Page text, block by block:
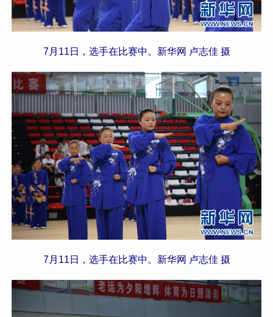
7月11日，选手在比赛中。新华网 卢志佳 摄
7月11日，选手在比赛中。新华网 卢志佳 摄